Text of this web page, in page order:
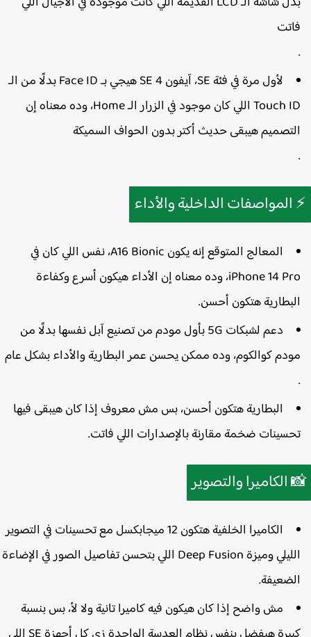
لأول مرة في فئة SE، آيفون SE 4 هيجي بـ Face IDبدلًا من الـ
Touch
اللي كان موجود في الزرار الـ Home، وده معناه إن
هيبقى حديث أكتر بدون الحواف السميكة​
المواصفات الداخلية والأداء
المعالج المتوقع إنه يكونA16 Bionic، نفس اللي كان في
iPhone 14 Pro، وده معناه إن الأداء هيكون أسرع وكفاءة
هتكون أحسن.
دعم لشبكات5Gبأول مودممن تصنيع آبل نفسهابدلًا من
كوالكوم، وده ممكن يحسن عمر البطارية والأداء بشكل عام​
البطارية هتكون أحسن، بس مش معروف إذا كان هيبقى فيها
ضخمة مقارنة بالإصدارات اللي فاتت.
الكاميرا والتصوير
الكاميرا الخلفية هتكون12 ميجابكسل
مع تحسينات في التصوير
وميزةDeep Fusionاللي بتحسن تفاصيل الصور في الإضاءة
مش واضح إذا كان هيكون فيه كاميرا تانية ولا لأ، بس بنسبة